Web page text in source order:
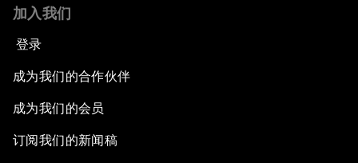
加入我们
登录
成为我们的合作伙伴
成为我们的会员
订阅我们的新闻稿